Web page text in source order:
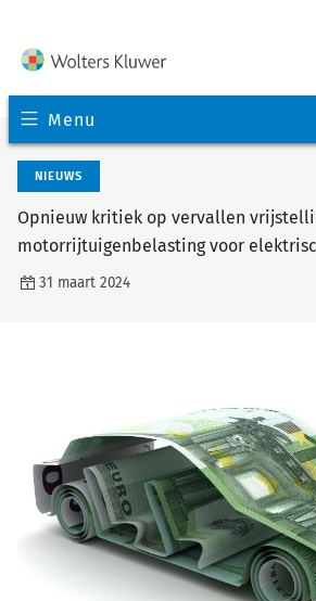
Menu
NIEUWS
Opnieuw kritiek op vervallen
motorrijtuigenbelasting voor
31 maart 2024